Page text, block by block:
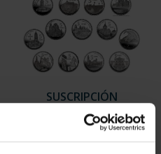
SUSCRIPCIÓN
CAPITALES DE
PROVINCIA 2
949,00 €